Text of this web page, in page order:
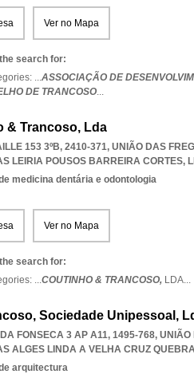
Ver no Mapa
search for:
...ASSOCIAÇÃO DE
DE TRANCOSO...
& Trancoso, Lda
153 3ºB, 2410-371, UNIÃO DAS
LEIRIA POUSOS BARREIRA CORTES,
medicina dentária e odontologia
Ver no Mapa
search for:
...COUTINHO & TRANCOSO, LDA...
Sociedade Unipessoal,
FONSECA 3 AP A11, 1495-768,
ALGES LINDA A VELHA CRUZ
arquitectura